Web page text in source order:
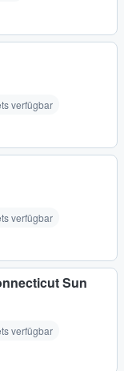
verfügbar
verfügbar
Sun
verfügbar